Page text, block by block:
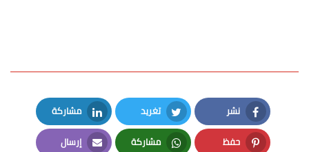
نشر
Facebook
تغريد
Twitter
مشاركة
LinkedIn
حفظ مشاركة إرسال